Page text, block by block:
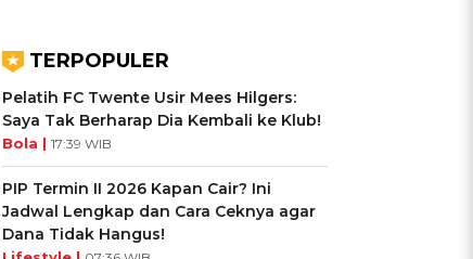
TERPOPULER
Pelatih FC Twente Usir Mees Hilgers:
Saya Tak Berharap Dia Kembali ke Klub!
Bola | 17:39 WIB
PIP Termin II 2026 Kapan Cair? Ini
Jadwal Lengkap dan Cara Ceknya agar
Dana Tidak Hangus!